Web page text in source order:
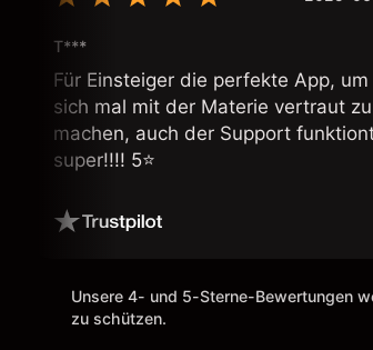
T***
Für Einsteiger die perfekte App, um
sich mal mit der Materie vertraut zu
machen, auch der Support
super!!!! 5⭐️
Unsere 4- und 5-Sterne-Bewertungen
zu schützen.